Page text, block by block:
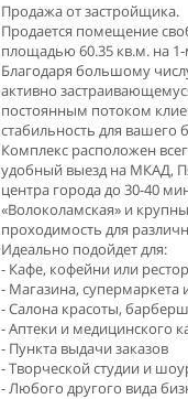
Продажа от застройщика.
Продается помещение
площадью 60.35 кв.м. на
Благодаря большому
активно
постоянным потоком
стабильность для вашего
Комплекс расположен
удобный выезд на МКАД,
центра города до 30-40
«Волоколамская» и
проходимость для
Идеально подойдет для:
- Кафе, кофейни или
- Магазина, супермаркета
- Салона красоты,
- Аптеки и медицинского
- Пункта выдачи заказов
- Творческой студии и
- Любого другого вида